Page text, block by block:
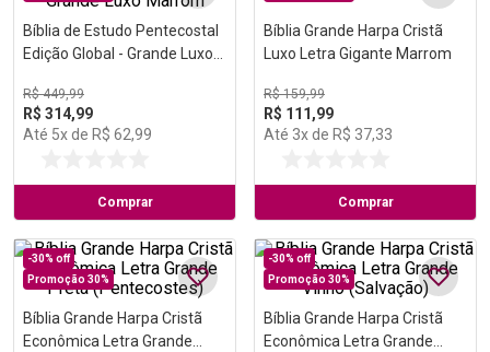
Bíblia de Estudo Pentecostal
Edição Global - Grande Luxo
R$ 449,99
R$ 314,99
Até 5x de R$ 62,99
Comprar
Bíblia Grande Harpa Cristã
Luxo Letra Gigante Marrom
R$ 159,99
R$ 111 ,99
Até 3x de R$ 37,33
Comprar
-30% off
Promoção 30%
Bíblia Grande Harpa Cristã
Econômica Letra Grande
-30% off
Promoção 30%
Bíblia Grande Harpa Cristã
Econômica Letra Grande